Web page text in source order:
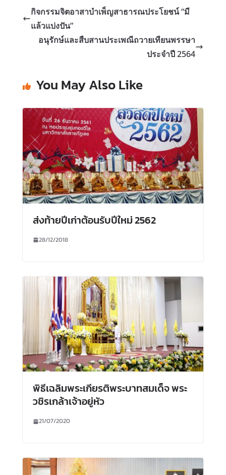
กิจกรรมจิตอาสาบำเพ็ญสาธารณประโยชน์ “มี
แล้วแบ่งปัน”
อนุรักษ์และสืบสานประเพณีถวายเทียนพรรษา
ประจำปี 2564
You May Also Like
ส่งท้ายปีเก่าต้อนรับปีใหม่ 2562
28/12/2018
พิธีเฉลิมพระเกียรติพระบาทสมเด็จ พระ
วชิรเกล้าเจ้าอยู่หัว
21/07/2020